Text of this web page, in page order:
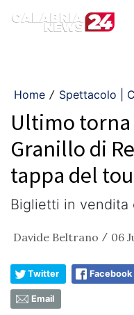
Home / Spettacolo |
Ultimo
Granillo di
tappa del
Biglietti in vendita
Davide Beltrano / 06
Twitter Facebook
Email